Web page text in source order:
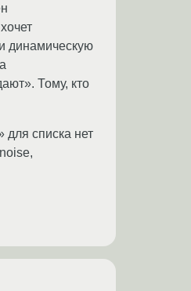
динамическую
Тому, кто
для списка нет